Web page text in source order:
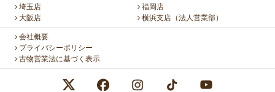
埼玉店
福岡店
大阪店
横浜支店（法人営業部）
会社概要
プライバシーポリシー
古物営業法に基づく表示